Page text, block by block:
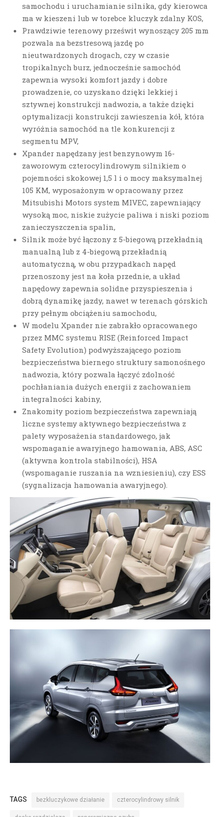
samochodu i uruchamianie silnika, gdy kierowca
ma w kieszeni lub w torebce kluczyk zdalny KOS,
Prawdziwie terenowy prześwit wynoszący 205 mm
pozwala na bezstresową jazdę po
nieutwardzonych drogach, czy w czasie
tropikalnych burz, jednocześnie samochód
zapewnia wysoki komfort jazdy i dobre
prowadzenie, co uzyskano dzięki lekkiej i
sztywnej konstrukcji nadwozia, a także dzięki
optymalizacji konstrukcji zawieszenia kół, która
wyróżnia samochód na tle konkurencji z
segmentu MPV,
Xpander napędzany jest benzynowym 16-
zaworowym czterocylindrowym silnikiem o
pojemności skokowej 1,5 l i o mocy maksymalnej
105 KM, wyposażonym w opracowany przez
Mitsubishi Motors system MIVEC, zapewniający
wysoką moc, niskie zużycie paliwa i niski poziom
zanieczyszczenia spalin,
Silnik może być łączony z 5-biegową przekładnią
manualną lub z 4-biegową przekładnią
automatyczną, w obu przypadkach napęd
przenoszony jest na koła przednie, a układ
napędowy zapewnia solidne przyspieszenia i
dobrą dynamikę jazdy, nawet w terenach górskich
przy pełnym obciążeniu samochodu,
W modelu Xpander nie zabrakło opracowanego
przez MMC systemu RISE (Reinforced Impact
Safety Evolution) podwyższającego poziom
bezpieczeństwa biernego struktury samonośnego
nadwozia, który pozwala łączyć zdolność
pochłaniania dużych energii z zachowaniem
integralności kabiny,
Znakomity poziom bezpieczeństwa zapewniają
liczne systemy aktywnego bezpieczeństwa z
palety wyposażenia standardowego, jak
wspomaganie awaryjnego hamowania, ABS, ASC
(aktywna kontrola stabilności), HSA
(wspomaganie ruszania na wzniesieniu), czy ESS
(sygnalizacja hamowania awaryjnego).
TAGS bezkluczykowe działanie czterocylindrowy silnik